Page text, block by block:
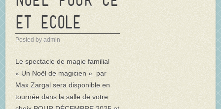
et Ecole
Posted by admin
Le spectacle de magie familial
« Un Noël de magicien » par
Max Zargal sera disponible en
tournée dans la salle de votre